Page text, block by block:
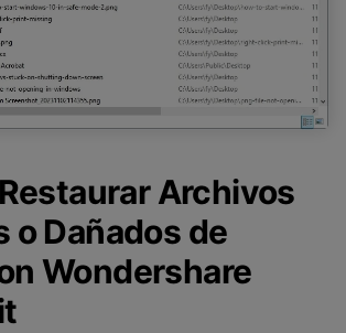
Archivos
o Dañados de
Wondershare